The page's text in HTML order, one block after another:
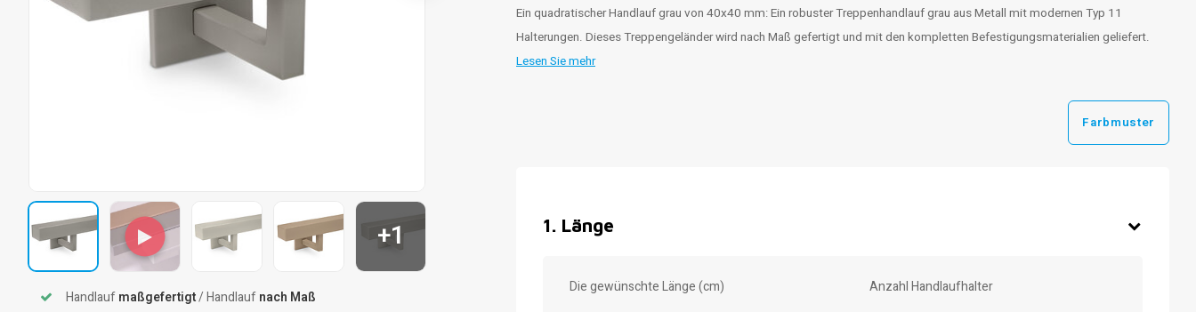
+1
Handlaufmaßgefertigt/ Handlaufnach Maß
Ein quadratischer Handlauf grau von 40x40 mm: Ein robuster Treppenhandlauf grau aus Metall mit modernen Typ 11
Halterungen. Dieses Treppengeländer wird nach Maß gefertigt und mit den kompletten Befestigungsmaterialien geliefert.
Lesen Sie mehr
Farbmuster
1. Länge
Die gewünschte Länge (cm) Anzahl Handlaufhalter